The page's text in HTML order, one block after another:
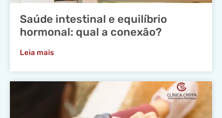
Saúde intestinal e equilíbrio
hormonal: qual a conexão?
Leia mais